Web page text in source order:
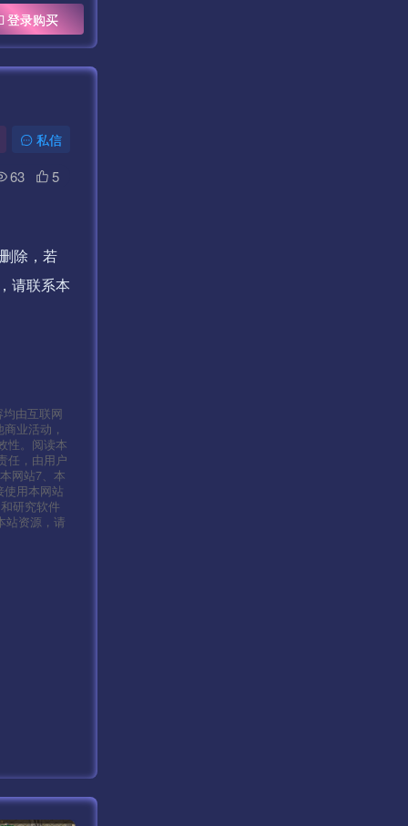
登录购买
私信
63 5
除，若
请联系本
由互联网
业活动，
性。阅读本
任，由用户
网站7、本
用本网站
研究软件
站资源，请